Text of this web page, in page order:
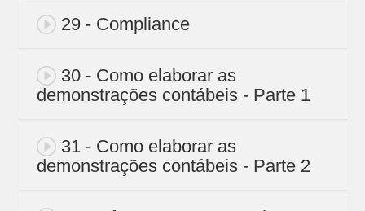
29 - Compliance
30 - Como elaborar as
demonstrações contábeis - Parte 1
31 - Como elaborar as
demonstrações contábeis - Parte 2